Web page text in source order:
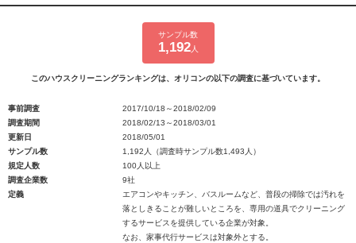
サンプル数
1,192人
このハウスクリーニングランキングは、オリコンの以下の調査に基づいています。
事前調査
2017/10/18～2018/02/09
調査期間
2018/02/13～2018/03/01
更新日
2018/05/01
サンプル数
1,192人（調査時サンプル数1,493人）
規定人数
100人以上
調査企業数
9社
定義
エアコンやキッチン、バスルームなど、普段の掃除では汚れを
落としきることが難しいところを、専用の道具でクリーニング
するサービスを提供している企業が対象。
なお、家事代行サービスは対象外とする。